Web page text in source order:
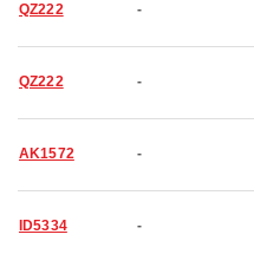
QZ222 -
QZ222 -
AK1572 -
ID5334 -